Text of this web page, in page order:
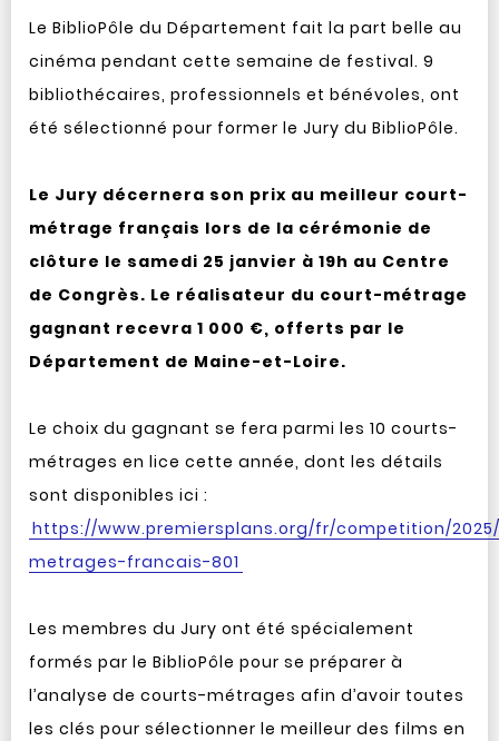
Le BiblioPôle du Département fait la part belle au
cinéma pendant cette semaine de festival. 9
bibliothécaires, professionnels et bénévoles, ont
été sélectionné pour former le Jury du BiblioPôle.
Le Jury décernera son prix au meilleur court-
métrage français lors de la cérémonie de
clôture le samedi 25 janvier à 19h au Centre
de Congrès. Le réalisateur du court-métrage
gagnant recevra 1 000 €, offerts par le
Département de Maine-et-Loire.
Le choix du gagnant se fera parmi les 10 courts-
métrages en lice cette année, dont les détails
sont disponibles ici :
https://www.premiersplans.org/fr/competition/
metrages-francais-801
Les membres du Jury ont été spécialement
formés par le BiblioPôle pour se préparer à
l’analyse de courts-métrages afin d’avoir toutes
les clés pour sélectionner le meilleur des films en